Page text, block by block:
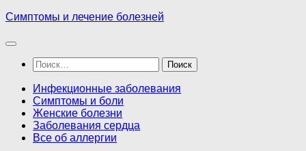
Перейти
содержимому
Симптомы и лечение болезней
Найти:
Инфекционные заболевания
Симптомы и боли
Женские болезни
Заболевания сердца
Все об аллергии